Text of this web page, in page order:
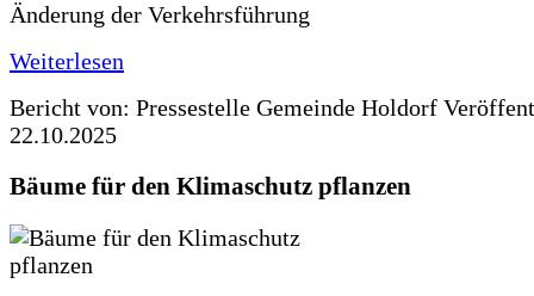
Änderung der Verkehrsführung
Weiterlesen
Bericht von: Pressestelle Gemeinde Holdorf
22.10.2025
Bäume für den Klimaschutz pflanzen